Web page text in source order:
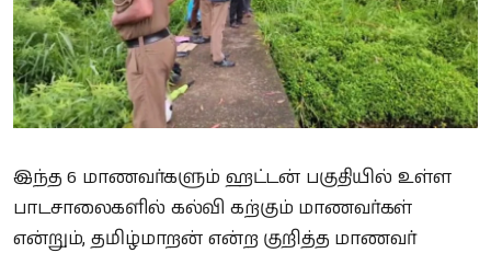
இந்த 6 மாணவர்களும் ஹட்டன் பகுதியில் உள்ள
பாடசாலைகளில் கல்வி கற்கும் மாணவர்கள்
என்றும், தமிழ்மாறன் என்ற குறித்த மாணவர்